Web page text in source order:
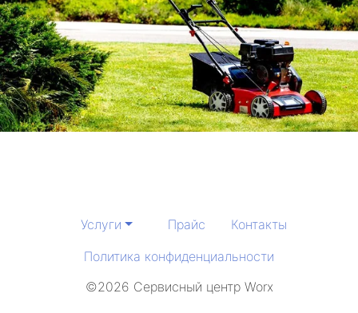
Услуги Прайс
Контакты
Политика конфиденциальности
©2026 Сервисный центр Worx